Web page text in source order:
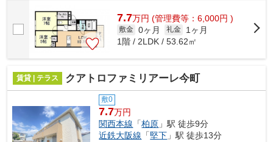
7.7万円 (管理費等：6,000円 )
敷金 0ヶ月 礼金
1ヶ月
1階 / 2LDK / 53.62㎡
賃貸 | テラス クアトロファミリアーレ今町
敷0
7.7万円
関西本線 「柏原 」駅 徒歩9分
近鉄大阪線 「堅下 」駅 徒歩13分